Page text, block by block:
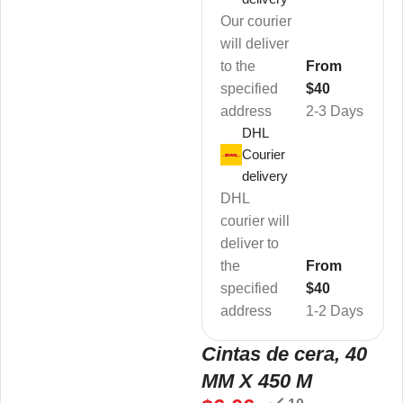
Our courier
will deliver
to the
specified
address
2-3 Days
From
$40
DHL
Courier
delivery
DHL
courier will
deliver to
the
specified
address
1-2 Days
From
$40
Cintas de cera, 40
MM X 450 M